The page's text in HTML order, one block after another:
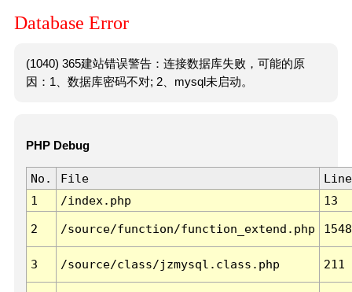
Database Error
(1040) 365建站错误警告：连接数据库失败，可能的原
因：1、数据库密码不对; 2、mysql未启动。
PHP Debug
No. File
Line
1
/index.php 13
2 /source/function/function_extend.php 1548
3 /source/class/jzmysql.class.php 211